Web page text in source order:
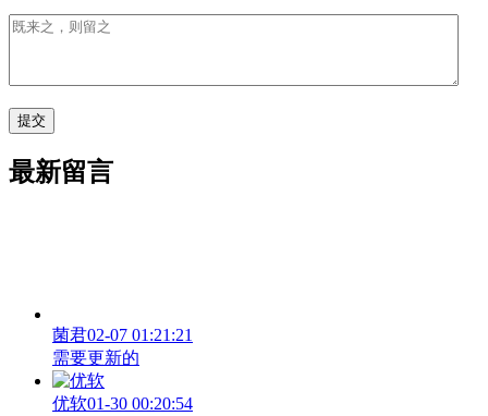
最新留言
菌君02-07 01:21:21
需要更新的
优软01-30 00:20:54